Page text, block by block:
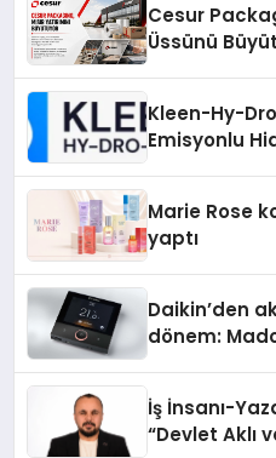
Cesur
Üssünü
Kleen-Hy-
Emisyonlu
Marie Rose
yaptı
Daikin’den
dönem:
İş İnsanı-
“Devlet Aklı